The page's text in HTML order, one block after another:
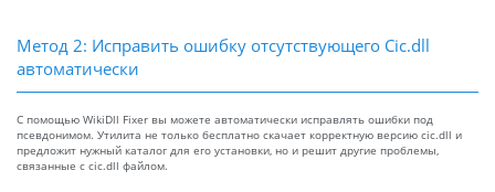
Метод 2: Исправить ошибку отсутствующего Cic.dll
автоматически
С помощью WikiDll Fixer вы можете автоматически исправлять ошибки под
псевдонимом. Утилита не только бесплатно скачает корректную версию cic.dll и
предложит нужный каталог для его установки, но и решит другие проблемы,
связанные с cic.dll файлом.